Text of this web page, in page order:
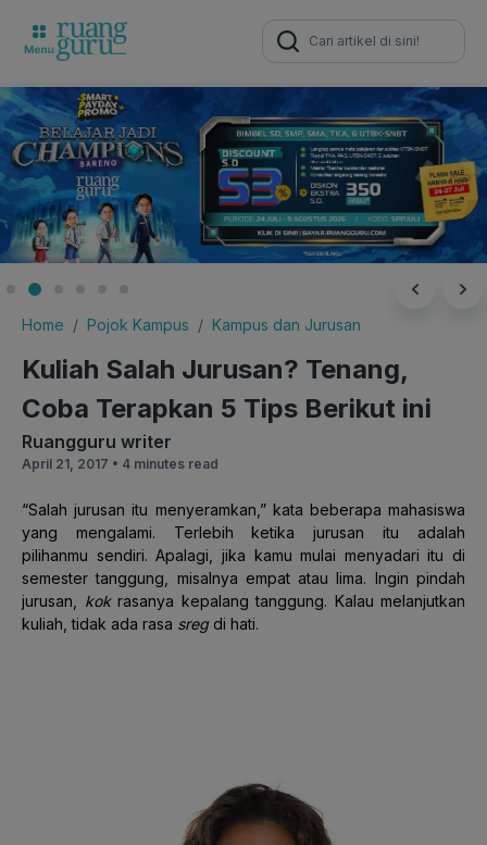
Search
for:
Home Pojok Kampus Kampus dan Jurusan
Kuliah Salah Jurusan? Tenang,
Coba Terapkan 5 Tips Berikut ini
Ruangguru writer
April 21, 2017 • 4 minutes read
“Salah jurusan itu menyeramkan,” kata beberapa mahasiswa
yang mengalami. Terlebih ketika jurusan itu adalah
pilihanmu sendiri. Apalagi, jika kamu mulai menyadari itu di
semester tanggung, misalnya empat atau lima. Ingin pindah
jurusan, kokrasanya kepalang tanggung. Kalau melanjutkan
kuliah, tidak ada rasa sregdi hati.